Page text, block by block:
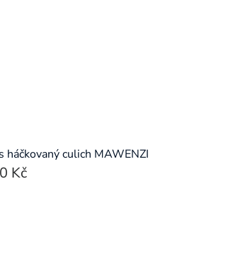
háčkovaný culich MAWENZI
Kč